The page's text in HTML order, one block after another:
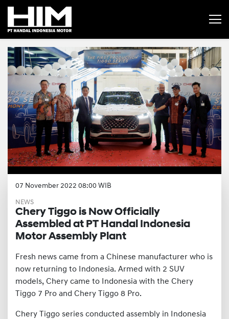
07 November 2022 08:00 WIB
NEWS
Chery Tiggo is Now Officially
Assembled at PT Handal Indonesia
Motor Assembly Plant
Fresh news came from a Chinese manufacturer who is
now returning to Indonesia. Armed with 2 SUV
models, Chery came to Indonesia with the Chery
Tiggo 7 Pro and Chery Tiggo 8 Pro.
Chery Tiggo series conducted assembly in Indonesia